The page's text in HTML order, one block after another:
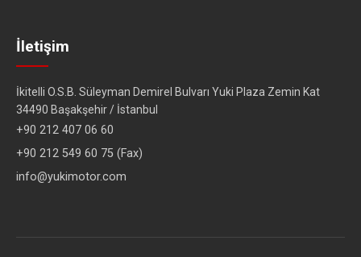
İletişim
İkitelli O.S.B. Süleyman Demirel Bulvarı Yuki Plaza Zemin Kat
34490 Başakşehir / İstanbul
+90 212 407 06 60
+90 212 549 60 75 (Fax)
info@yukimotor.com